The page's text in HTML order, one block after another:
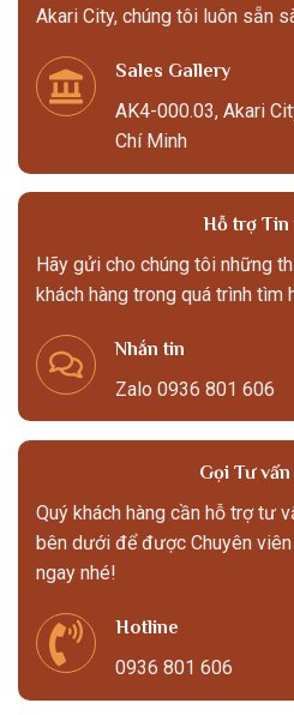
Akari City, chúng tôi luôn sẵn
Sales Gallery
AK4-000.03, Akari
Chí Minh
Hỗ trợ Tin
Hãy gửi cho chúng tôi những
khách hàng trong quá trình tìm
Nhắn tin
Zalo 0936 801 606
Gọi Tư
Quý khách hàng cần hỗ trợ tư
bên dưới để được Chuyên
ngay nhé!
Hotline
0936 801 606